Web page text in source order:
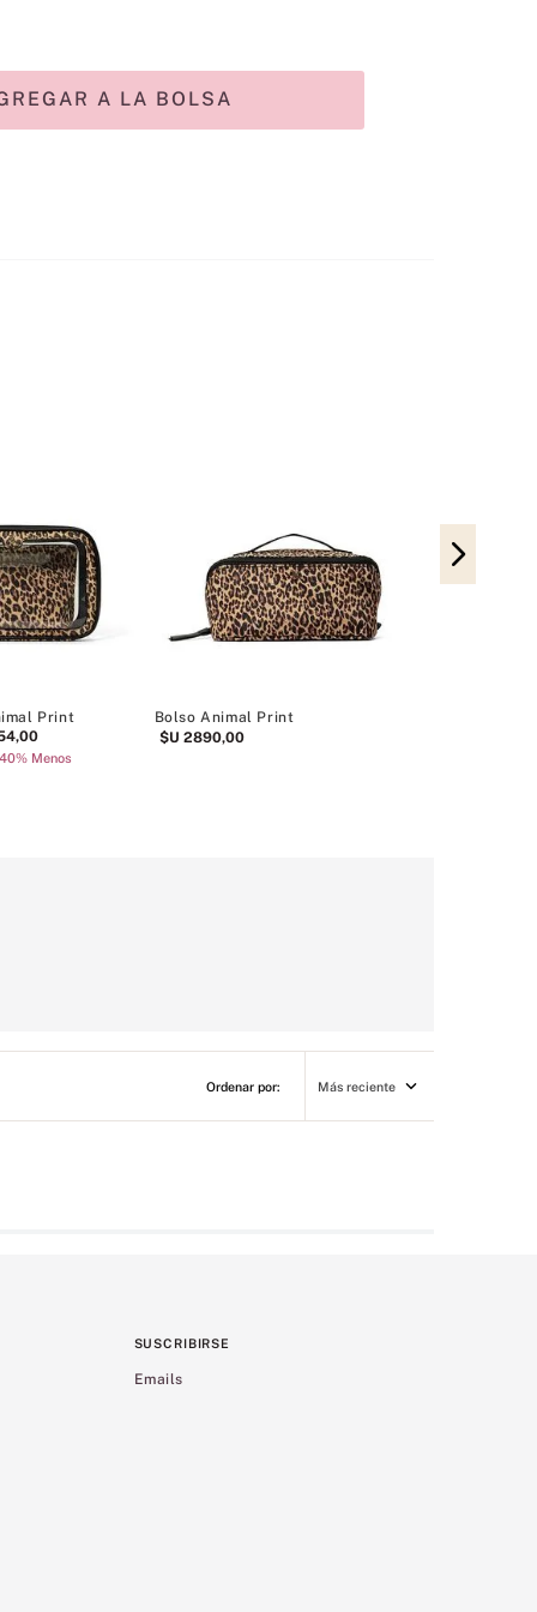
A LA BOLSA
Print
,00
Menos
Bolso Animal Print
$U 2890,00
Estuche de
Más reciente
SUSCRIBIRSE
Emails